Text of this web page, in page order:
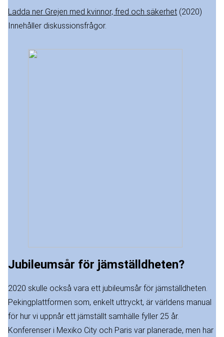
Ladda ner Grejen med kvinnor, fred och säkerhet (2020)
Innehåller diskussionsfrågor.
Jubileumsår för jämställdheten?
2020 skulle också vara ett jubileumsår för jämställdheten.
Pekingplattformen som, enkelt uttryckt, är världens manual
för hur vi uppnår ett jämställt samhälle fyller 25 år.
Konferenser i Mexiko City och Paris var planerade, men har